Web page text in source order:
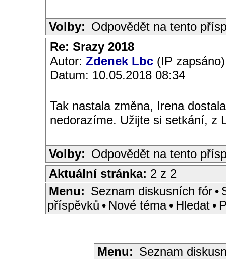
Volby: Odpovědět na tento
Re: Srazy 2018
Autor: Zdenek Lbc (IP zapsáno)
Datum: 10.05.2018 08:34
Tak nastala změna, Irena
nedorazíme. Užijte si setkání, z
Volby: Odpovědět na tento
Aktuální stránka: 2 z 2
Menu: Seznam diskusních fór •
příspěvků • Nové téma • Hledat •
Menu: Seznam